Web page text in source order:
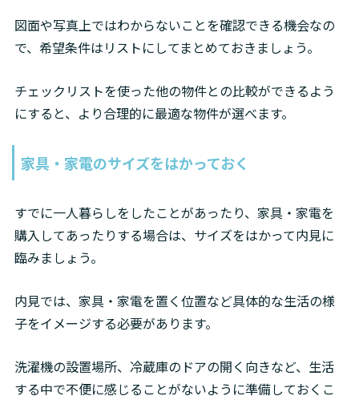
図面や写真上ではわからないことを確認できる機会なの
で、希望条件はリストにしてまとめておきましょう。
チェックリストを使った他の物件との比較ができるよう
にすると、より合理的に最適な物件が選べます。
家具・家電のサイズをはかっておく
すでに一人暮らしをしたことがあったり、家具・家電を
購入してあったりする場合は、サイズをはかって内見に
臨みましょう。
内見では、家具・家電を置く位置など具体的な生活の様
子をイメージする必要があります。
洗濯機の設置場所、冷蔵庫のドアの開く向きなど、生活
する中で不便に感じることがないように準備しておくこ